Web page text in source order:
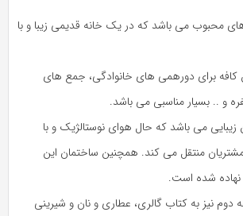
های محبوب می باشد که در یک خانه قدیمی زیبا و با
برای دورهمی های خانوادگی، جمع های
و .. بسیار مناسبی می باشد.
زیبایی می باشد که حال هوای نوستالژیک و با
مشتریان منتقل می کند. همچنین ساختمان این
نهاده شده است.
دوم نیز به کتاب گالری، عطاری و نان و شیرینی